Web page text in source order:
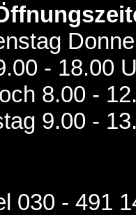
- 18.00
8.00 -
9.00 -
030 - 491